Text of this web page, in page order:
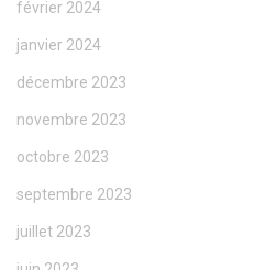
février 2024
janvier 2024
décembre 2023
novembre 2023
octobre 2023
septembre 2023
juillet 2023